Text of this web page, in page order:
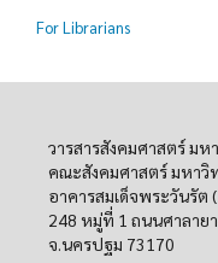
For Librarians
วารสารสังคมศาสตร์ ม
คณะสังคมศาสตร์ มหาวิ
อาคารสมเด็จพระวันรัต
248 หมู่ที่ 1 ถนนศาลา
จ.นครปฐม 73170